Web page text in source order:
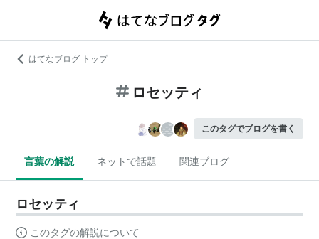
はてなブログ トップ
ロセッティ
このタグでブログを書く
言葉の解説 ネットで話題 関連ブログ
ロセッティ
このタグの解説について